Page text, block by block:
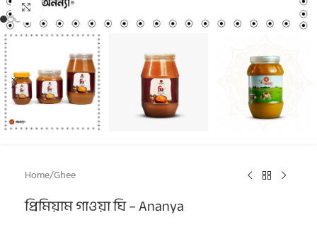
Click to enlarge
Home/Ghee
প্রিমিয়াম গাওয়া ঘি – Ananya